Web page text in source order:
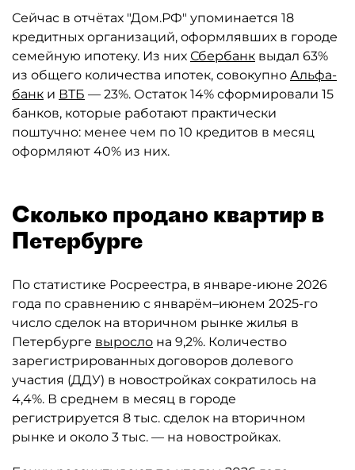
Сейчас в отчётах "Дом.РФ" упоминается 18
кредитных организаций, оформлявших в городе
семейную ипотеку. Из них Сбербанк выдал 63%
из общего количества ипотек, совокупно Альфа-
банк и ВТБ — 23%. Остаток 14% сформировали 15
банков, которые работают практически
поштучно: менее чем по 10 кредитов в месяц
оформляют 40% из них.
Сколько продано квартир в
Петербурге
По статистике Росреестра, в январе-июне 2026
года по сравнению с январём–июнем 2025-го
число сделок на вторичном рынке жилья в
Петербурге выросло на 9,2%. Количество
зарегистрированных договоров долевого
участия (ДДУ) в новостройках сократилось на
4,4%. В среднем в месяц в городе
регистрируется 8 тыс. сделок на вторичном
рынке и около 3 тыс. — на новостройках.